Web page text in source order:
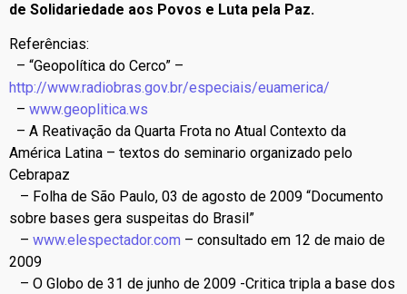
de Solidariedade aos Povos e Luta pela Paz.
Referências:
– “Geopolítica do Cerco” –
http://www.radiobras.gov.br/especiais/euamerica/
– www.geoplitica.ws
– A Reativação da Quarta Frota no Atual Contexto da
América Latina – textos do seminario organizado pelo
Cebrapaz
– Folha de São Paulo, 03 de agosto de 2009 “Documento
sobre bases gera suspeitas do Brasil”
– www.elespectador.com – consultado em 12 de maio de
2009
– O Globo de 31 de junho de 2009 -Critica tripla a base dos